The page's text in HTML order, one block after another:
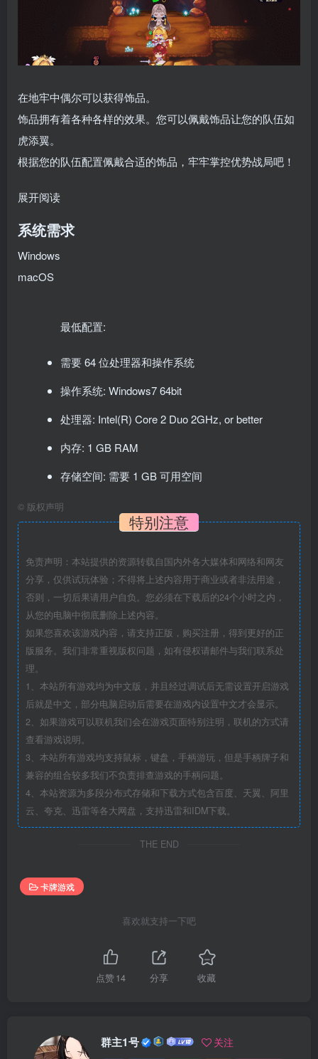
在地牢中偶尔可以获得饰品。
饰品拥有着各种各样的效果。您可以佩戴饰品让您的队伍如
虎添翼。
根据您的队伍配置佩戴合适的饰品，牢牢掌控优势战局吧！
展开阅读
系统需求
Windows
macOS
最低配置:
需要 64 位处理器和操作系统
操作系统: Windows7 64bit
处理器: Intel(R) Core 2 Duo 2GHz, or better
内存: 1 GB RAM
存储空间: 需要 1 GB 可用空间
© 版权声明
特别注意
免责声明：本站提供的资源转载自国内外各大媒体和网络和网友
分享，仅供试玩体验；不得将上述内容用于商业或者非法用途，
否则，一切后果请用户自负。您必须在下载后的24个小时之内，
从您的电脑中彻底删除上述内容。
如果您喜欢该游戏内容，请支持正版，购买注册，得到更好的正
版服务。我们非常重视版权问题，如有侵权请邮件与我们联系处
理。
1、本站所有游戏均为中文版，并且经过调试后无需设置开启游戏
后就是中文，部分电脑启动后需要在游戏内设置中文才会显示。
2、如果游戏可以联机我们会在游戏页面特别注明，联机的方式请
查看游戏说明。
3、本站所有游戏均支持鼠标，键盘，手柄游玩，但是手柄牌子和
兼容的组合较多我们不负责排查游戏的手柄问题。
4、本站资源为多段分布式存储和下载方式包含百度、天翼、阿里
云、夸克、迅雷等各大网盘，支持迅雷和IDM下载。
THE END
卡牌游戏
喜欢就支持一下吧
点赞14 分享 收藏
群主1号 关注